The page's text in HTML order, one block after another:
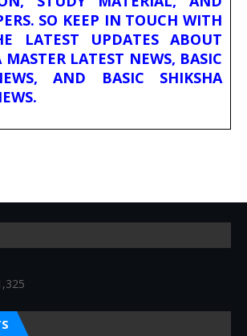
SO KEEP IN TOUCH WITH
LATEST UPDATES ABOUT
MASTER LATEST NEWS, BASIC
AND BASIC SHIKSHA